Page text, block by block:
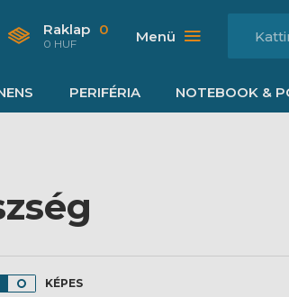
Raklap 0
0 HUF Menü
PERIFÉRIA NOTEBOOK &
KÉPES